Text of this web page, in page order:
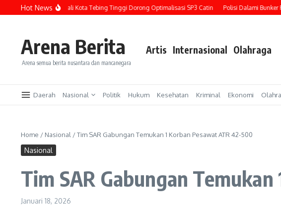
Lewati ke konten
Hot News
Stunting, Wali Kota Tebing Tinggi Dorong Optimalisasi SP3 Catin Polisi Dalami Bunker
Arena Berita
Arena semua berita nusantara dan mancanegara
Artis Internasional Olahraga
Daerah Nasional Politik Hukum Kesehatan Kriminal Ekonomi
Home / Nasional /Tim SAR Gabungan Temukan 1 Korban Pesawat ATR 42-500
Nasional
Tim SAR Gabungan
Januari 18, 2026